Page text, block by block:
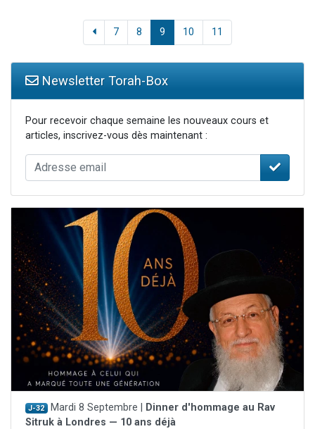
7 8 9 10 11
Newsletter Torah-Box
Pour recevoir chaque semaine les nouveaux cours et
articles, inscrivez-vous dès maintenant :
J-32 Mardi 8 Septembre |
Dinner d'hommage au Rav
Sitruk à Londres — 10 ans déjà